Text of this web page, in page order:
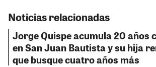
Noticias relacionadas
Jorge Quispe acumula 20 años
en San Juan Bautista y su hija
que busque cuatro años más